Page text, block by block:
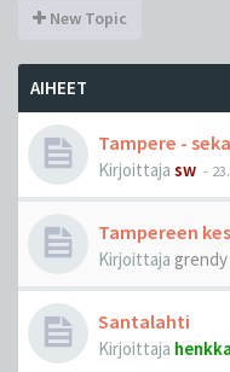
New Topic
AIHEET
Tampere -
Kirjoittaja sw -
Tampereen
Kirjoittaja grendy
Santalahti
Kirjoittaja henkka